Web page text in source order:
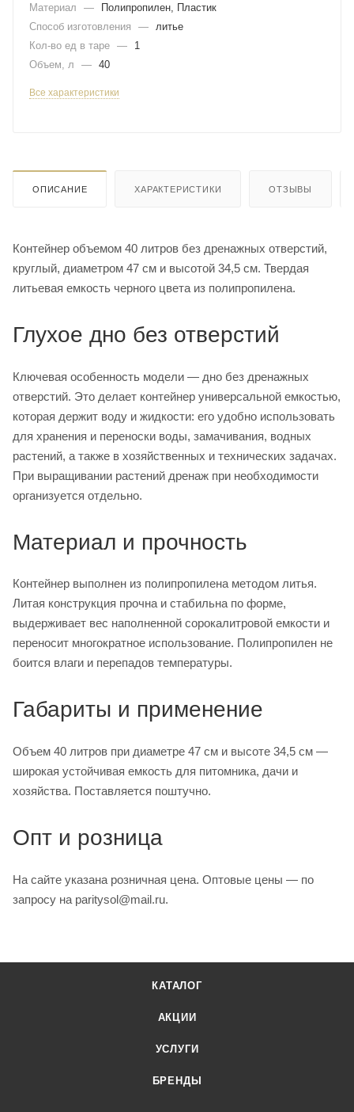
Материал
—
Полипропилен, Пластик
Способ изготовления
—
литье
Кол-во ед в таре —
1
Объем, л
— 40
Все характеристики
ОПИСАНИЕ ХАРАКТЕРИСТИКИ ОТЗЫВЫ
Контейнер объемом 40 литров без дренажных отверстий,
круглый, диаметром 47 см и высотой 34,5 см. Твердая
литьевая емкость черного цвета из полипропилена.
Глухое дно без отверстий
Ключевая особенность модели — дно без дренажных
отверстий. Это делает контейнер универсальной емкостью,
которая держит воду и жидкости: его удобно использовать
для хранения и переноски воды, замачивания, водных
растений, а также в хозяйственных и технических задачах.
При выращивании растений дренаж при необходимости
организуется отдельно.
Материал и прочность
Контейнер выполнен из полипропилена методом литья.
Литая конструкция прочна и стабильна по форме,
выдерживает вес наполненной сорокалитровой емкости и
переносит многократное использование. Полипропилен не
боится влаги и перепадов температуры.
Габариты и применение
Объем 40 литров при диаметре 47 см и высоте 34,5 см —
широкая устойчивая емкость для питомника, дачи и
хозяйства. Поставляется поштучно.
Опт и розница
На сайте указана розничная цена. Оптовые цены — по
запросу на paritysol@mail.ru.
КАТАЛОГ
АКЦИИ
УСЛУГИ
БРЕНДЫ